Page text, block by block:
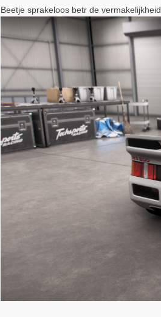
i
Beetje sprakeloos betr de vermakelijkheid